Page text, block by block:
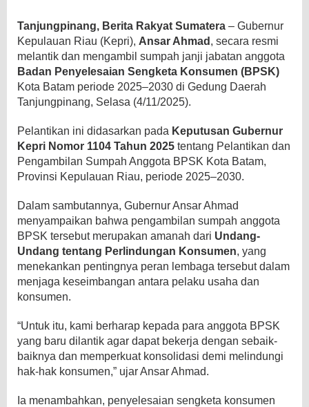
Tanjungpinang, Berita Rakyat Sumatera – Gubernur
Kepulauan Riau (Kepri), Ansar Ahmad , secara resmi
melantik dan mengambil sumpah janji jabatan anggota
Badan Penyelesaian Sengketa Konsumen (BPSK)
Kota Batam periode 2025–2030 di Gedung Daerah
Tanjungpinang, Selasa (4/11/2025).
Pelantikan ini didasarkan pada Keputusan Gubernur
Kepri Nomor 1104 Tahun 2025 tentang Pelantikan dan
Pengambilan Sumpah Anggota BPSK Kota Batam,
Provinsi Kepulauan Riau, periode 2025–2030.
Dalam sambutannya, Gubernur Ansar Ahmad
menyampaikan bahwa pengambilan sumpah anggota
BPSK tersebut merupakan amanah dari Undang-
Undang tentang Perlindungan Konsumen, yang
menekankan pentingnya peran lembaga tersebut dalam
menjaga keseimbangan antara pelaku usaha dan
konsumen.
“Untuk itu, kami berharap kepada para anggota BPSK
yang baru dilantik agar dapat bekerja dengan sebaik-
baiknya dan memperkuat konsolidasi demi melindungi
hak-hak konsumen,” ujar Ansar Ahmad.
Ia menambahkan, penyelesaian sengketa konsumen